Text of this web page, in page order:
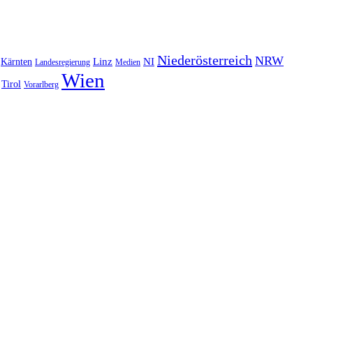
Kärnten Landesregierung Linz Medien NI Niederösterreich NRW
Tirol Vorarlberg Wien